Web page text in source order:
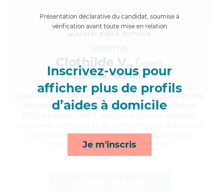
Présentation déclarative du candidat, soumise à
vérification avant toute mise en relation
Inscrivez-vous pour
afficher plus de profils
d’aides à domicile
Je m'inscris
SPORTIVE
Clothilde V., Évran
à 5km de chez Vous
, volontaire et attentionnée, Clothilde a 23 ans
d'expérience et possède un diplôme d'Aide Médico-
Clothilde apporte ses services de repas, activités,
compagnie/loisirs et lever/coucher*